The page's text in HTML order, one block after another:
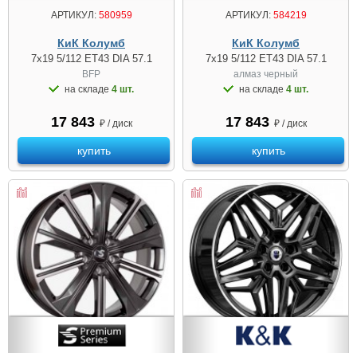
АРТИКУЛ:580959
КиК Колумб
7x19 5/112 ET43 DIA 57.1
BFP
на складе 4 шт.
17 843 ₽ / диск
купить
АРТИКУЛ:584219
КиК Колумб
7x19 5/112 ET43 DIA 57.1
алмаз чeрный
на складе 4 шт.
17 843 ₽ / диск
купить